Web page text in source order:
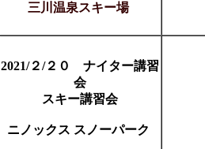
三川温泉スキー場
2021/２/２０ ナイター講習
会
スキー講習会
ニノックス スノーパーク